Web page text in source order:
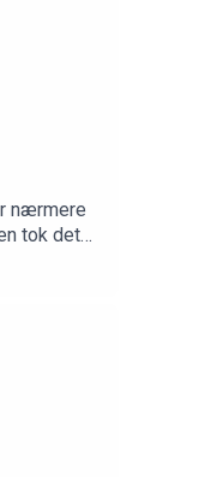
nærmere
tok det
en app